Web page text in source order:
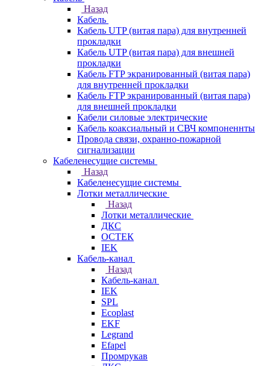
Назад
Кабель
Кабель UTP (витая пара) для внутренней
прокладки
Кабель UTP (витая пара) для внешней
прокладки
Кабель FTP экранированный (витая пара)
для внутренней прокладки
Кабель FTP экранированный (витая пара)
для внешней прокладки
Кабели силовые электрические
Кабель коаксиальный и СВЧ компоненнты
Провода связи, охранно-пожарной
сигнализации
Кабеленесущие системы
Назад
Кабеленесущие системы
Лотки металлические
Назад
Лотки металлические
ДКС
ОСТЕК
IEK
Кабель-канал
Назад
Кабель-канал
IEK
SPL
Ecoplast
EKF
Legrand
Efapel
Промрукав